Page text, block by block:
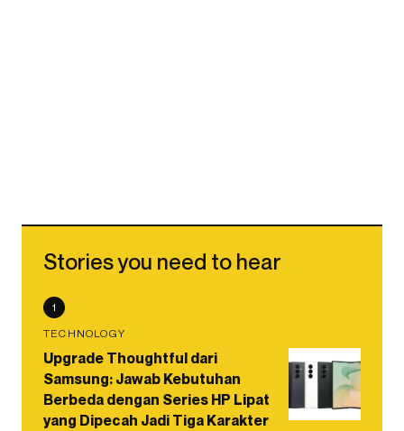
Stories you need to hear
1
TECHNOLOGY
Upgrade Thoughtful dari
Samsung: Jawab Kebutuhan
Berbeda dengan Series HP Lipat
yang Dipecah Jadi Tiga Karakter